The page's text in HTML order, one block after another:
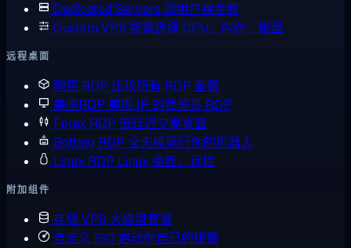
Dedicated Servers 单租户裸金属
Custom VPS 按需选择 CPU、内存、磁盘
远程桌面
购买 RDP 比较所有 RDP 套餐
美国RDP 美国 IP 的管理员 RDP
Forex RDP 低延迟交易桌面
Botting RDP 全天候运行你的机器人
Linux RDP Linux 桌面，远程
附加组件
存储 VPS 大磁盘套餐
自定义 ISO 启动你自己的镜像